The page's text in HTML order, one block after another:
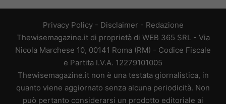
Privacy Policy- Disclaimer - Redazione
Thewisemagazine.it di proprietà di WEB 365 SRL - Via
Nicola Marchese 10, 00141 Roma (RM) - Codice Fiscale
e Partita I.V.A. 12279101005
Thewisemagazine.it non è una testata giornalistica, in
quanto viene aggiornato senza alcuna periodicità. Non
può pertanto considerarsi un prodotto editoriale ai